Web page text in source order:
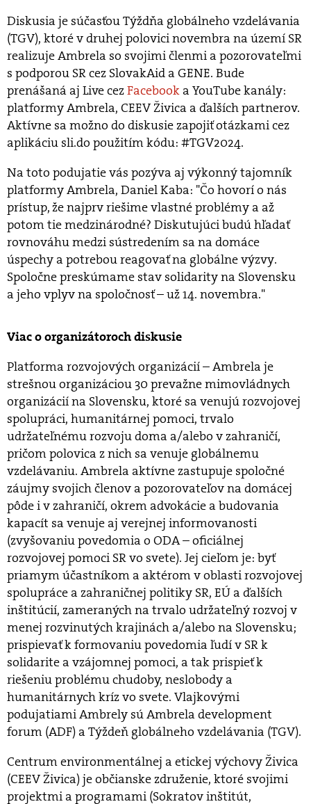
Diskusia je súčasťou Týždňa globálneho vzdelávania
(TGV), ktoré v druhej polovici novembra na území SR
realizuje Ambrela so svojimi členmi a pozorovateľmi
s podporou SR cez SlovakAid a GENE. Bude
prenášaná aj Live cezFacebook a YouTube kanály:
platformy Ambrela, CEEV Živica a ďalších partnerov.
Aktívne sa možno do diskusie zapojiť otázkami cez
aplikáciu sli.do použitím kódu: #TGV2024.
Na toto podujatie vás pozýva aj výkonný tajomník
platformy Ambrela, Daniel Kaba: "Čo hovorí o nás
prístup, že najprv riešime vlastné problémy a až
potom tie medzinárodné? Diskutujúci budú hľadať
rovnováhu medzi sústredením sa na domáce
úspechy a potrebou reagovať na globálne výzvy.
Spoločne preskúmame stav solidarity na Slovensku
a jeho vplyv na spoločnosť – už 14. novembra."
Viac o organizátoroch diskusie
Platforma rozvojových organizácií – Ambrela je
strešnou organizáciou 30 prevažne mimovládnych
organizácií na Slovensku, ktoré sa venujú rozvojovej
spolupráci, humanitárnej pomoci, trvalo
udržateľnému rozvoju doma a/alebo v zahraničí,
pričom polovica z nich sa venuje globálnemu
vzdelávaniu. Ambrela aktívne zastupuje spoločné
záujmy svojich členov a pozorovateľov na domácej
pôde i v zahraničí, okrem advokácie a budovania
kapacít sa venuje aj verejnej informovanosti
(zvyšovaniu povedomia o ODA – oficiálnej
rozvojovej pomoci SR vo svete). Jej cieľom je: byť
priamym účastníkom a aktérom v oblasti rozvojovej
spolupráce a zahraničnej politiky SR, EÚ a ďalších
inštitúcií, zameraných na trvalo udržateľný rozvoj v
menej rozvinutých krajinách a/alebo na Slovensku;
prispievať k formovaniu povedomia ľudí v SR k
solidarite a vzájomnej pomoci, a tak prispieť k
riešeniu problému chudoby, neslobody a
humanitárnych kríz vo svete. Vlajkovými
podujatiami Ambrely sú Ambrela development
forum (ADF) a Týždeň globálneho vzdelávania (TGV).
Centrum environmentálnej a etickej výchovy Živica
(CEEV Živica) je občianske združenie, ktoré svojimi
projektmi a programami (Sokratov inštitút,